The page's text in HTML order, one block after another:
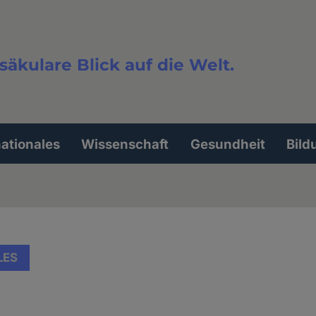
Blick auf die Welt.
Wissenschaft Gesundheit